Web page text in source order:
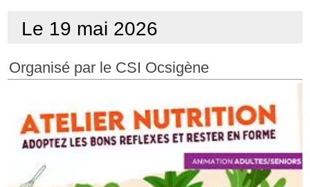
Contacts
Le 19 mai 2026
Organisé par le CSI Ocsigène